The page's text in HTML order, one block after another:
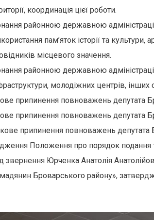
координація цієї роботи.
районною державною
пам’яток історії та
місцевого значення.
районною державною
молодіжних центрів, інших
припинення повноважень депутата
припинення повноважень депутата
припинення повноважень
Положення про порядок подання
звернення Юрченка Анатолія
Броварського району»,